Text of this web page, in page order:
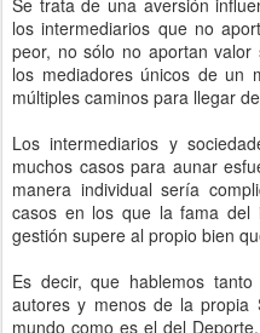
Se trata de una aversión
los intermediarios que no
peor, no sólo no aportan
los mediadores únicos de un
múltiples caminos para llegar
Los intermediarios y
muchos casos para aunar
manera individual sería
casos en los que la fama del
gestión supere al propio bien
Es decir, que hablemos
autores y menos de la propia
mundo como es el del